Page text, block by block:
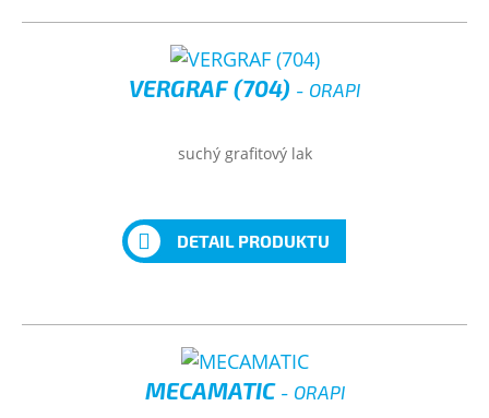
VERGRAF (704) - ORAPI
suchý grafitový lak
DETAIL PRODUKTU
MECAMATIC - ORAPI